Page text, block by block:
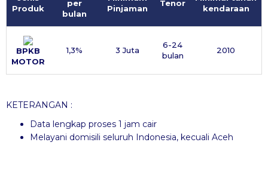
Produk
per
bulan
Pinjaman
Tenor
kendaraan
BPKB
MOTOR
1,3% 3 Juta
6-24
bulan
2010
KETERANGAN :
Data lengkap proses 1 jam cair
Melayani domisili seluruh Indonesia, kecuali Aceh